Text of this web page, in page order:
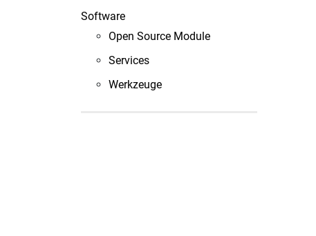
Software
Open Source Module
Services
Werkzeuge